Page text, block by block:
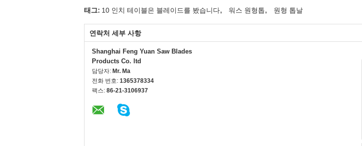
태그: 10 인치 테이블은 블레이드를 봤습니다, 워스 원형톱, 원형 톱날
연락처 세부 사항
Shanghai Feng Yuan Saw Blades
Products Co. ltd
담당자: Mr. Ma
전화 번호: 1365378334
팩스: 86-21-3106937